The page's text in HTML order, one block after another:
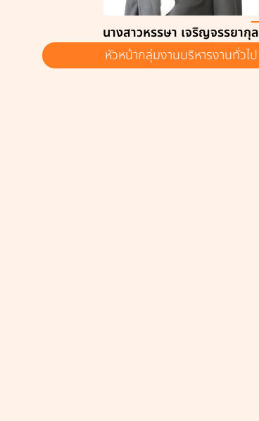
นางสาวหรรษา เจริญจรรยากุล
หัวหน้ากลุ่มงานบริหารงานทั่วไป